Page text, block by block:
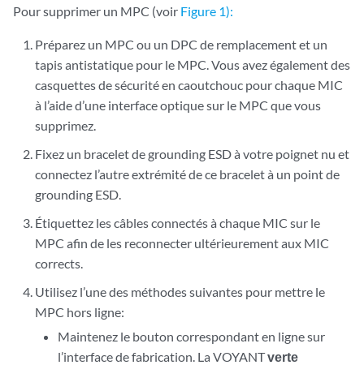
Pour supprimer un MPC (voir Figure 1):
Préparez un MPC ou un DPC de remplacement et un
tapis antistatique pour le MPC. Vous avez également des
casquettes de sécurité en caoutchouc pour chaque MIC
à l’aide d’une interface optique sur le MPC que vous
supprimez.
Fixez un bracelet de grounding ESDà votre poignet nu et
connectez l’autre extrémité de ce bracelet à un point de
grounding ESD.
Étiquettez les câbles connectés à chaque MIC sur le
MPC afin de les reconnecter ultérieurement aux MIC
corrects.
Utilisez l’une des méthodes suivantes pour mettre le
MPC hors ligne:
Maintenez le bouton correspondant en ligne sur
l’interface de fabrication. La VOYANTverte